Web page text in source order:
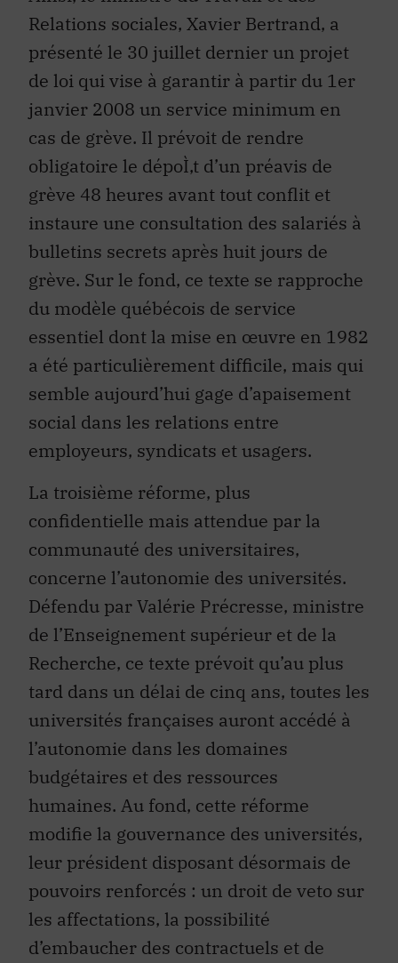
présenté le 30 juillet dernier un projet
de loi qui vise à garantir à partir du 1er
janvier 2008 un service minimum en
cas de grève. Il prévoit de rendre
obligatoire le dépoÌ‚t d’un préavis de
grève 48 heures avant tout conflit et
instaure une consultation des salariés à
bulletins secrets après huit jours de
grève. Sur le fond, ce texte se rapproche
du modèle québécois de service
essentiel dont la mise en œuvre en 1982
a été particulièrement difficile, mais qui
semble aujourd’hui gage d’apaisement
social dans les relations entre
employeurs, syndicats et usagers.
La troisième réforme, plus
confidentielle mais attendue par la
communauté des universitaires,
concerne l’autonomie des universités.
Défendu par Valérie Précresse, ministre
de l’Enseignement supérieur et de la
Recherche, ce texte prévoit qu’au plus
tard dans un délai de cinq ans, toutes les
universités françaises auront accédé à
l’autonomie dans les domaines
budgétaires et des ressources
humaines. Au fond, cette réforme
modifie la gouvernance des universités,
leur président disposant désormais de
pouvoirs renforcés : un droit de veto sur
les affectations, la possibilité
d’embaucher des contractuels et de
gérer les primes des personnels.